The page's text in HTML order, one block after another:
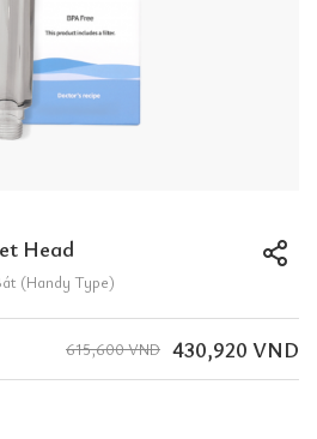
Head
(Handy Type)
430,920 VND
615,600 VND